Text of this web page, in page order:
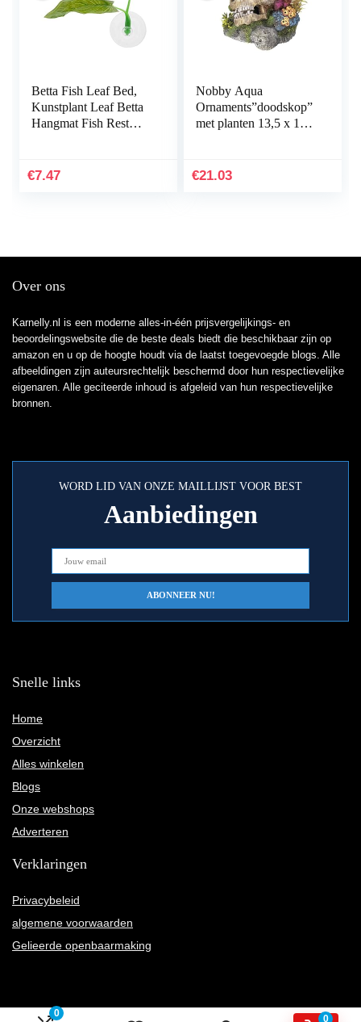
0
0
Betta Fish Leaf Bed,
Kunstplant Leaf Betta
Hangmat Fish Rest
€7.47
Nobby Aqua
Ornaments”doodskop”
met planten 13,5 x 13,5
€21.03
Over ons
Karnelly.nl is een moderne alles-in-één prijsvergelijkings- en
beoordelingswebsite die de beste deals biedt die beschikbaar zijn op
amazon en u op de hoogte houdt via de laatst toegevoegde blogs. Alle
afbeeldingen zijn auteursrechtelijk beschermd door hun respectievelijke
eigenaren. Alle geciteerde inhoud is afgeleid van hun respectievelijke
bronnen.
WORD LID VAN ONZE MAILLIJST VOOR BEST
Aanbiedingen
Snelle links
Home
Overzicht
Alles winkelen
Blogs
Onze webshops
Adverteren
Verklaringen
Privacybeleid
algemene voorwaarden
Gelieerde openbaarmaking